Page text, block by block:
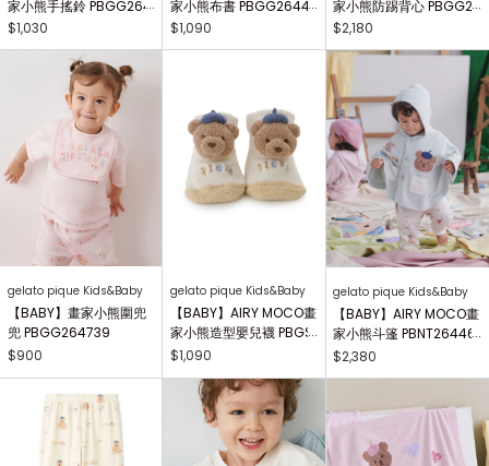
家小熊手搖鈴 PBGG264
414
$1,030
家小熊布書 PBGG26441
8
$1,090
家小熊防踢背心 PBGG2
64465
$2,180
gelato pique Kids&Baby
【BABY】畫家小熊圍兜
兜 PBGG264739
$900
gelato pique Kids&Baby
【BABY】AIRY MOCO畫
家小熊造型嬰兒襪 PBGS
264415
$1,090
gelato pique Kids&Baby
【BABY】AIRY MOCO畫
家小熊斗篷 PBNT26446
4
$2,380